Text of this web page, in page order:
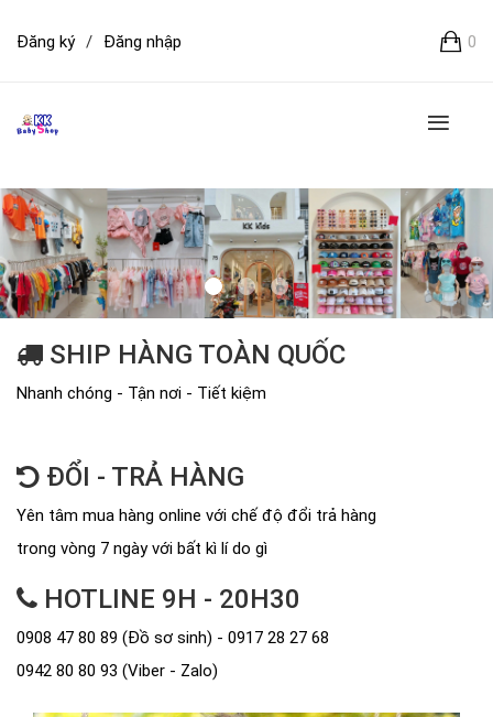
0
Đăng ký / Đăng nhập
SHIP HÀNG TOÀN QUỐC
Nhanh chóng - Tận nơi - Tiết kiệm
ĐỔI - TRẢ HÀNG
Yên tâm mua hàng online với chế độ đổi trả hàng
trong vòng 7 ngày với bất kì lí do gì
HOTLINE 9H - 20H30
0908 47 80 89 (Đồ sơ sinh) - 0917 28 27 68
0942 80 80 93 (Viber - Zalo)